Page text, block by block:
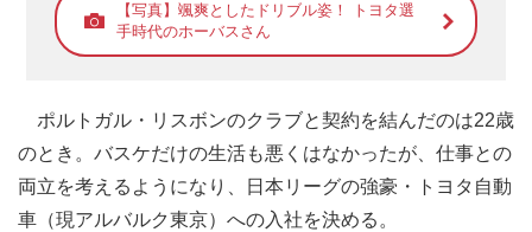
【写真】颯爽としたドリブル姿！ トヨタ選
手時代のホーバスさん
ポルトガル・リスボンのクラブと契約を結んだのは22歳
のとき。バスケだけの生活も悪くはなかったが、仕事との
両立を考えるようになり、日本リーグの強豪・トヨタ自動
車（現アルバルク東京）への入社を決める。